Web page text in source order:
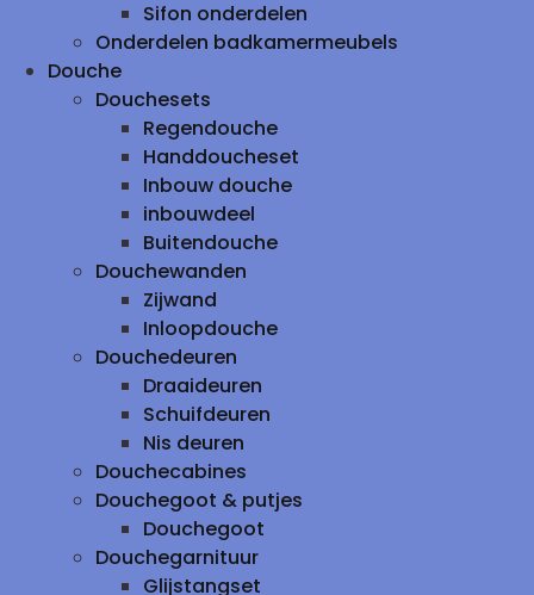
Sifon onderdelen
Onderdelen badkamermeubels
Douche
Douchesets
Regendouche
Handdoucheset
Inbouw douche
inbouwdeel
Buitendouche
Douchewanden
Zijwand
Inloopdouche
Douchedeuren
Draaideuren
Schuifdeuren
Nis deuren
Douchecabines
Douchegoot & putjes
Douchegoot
Douchegarnituur
Glijstangset